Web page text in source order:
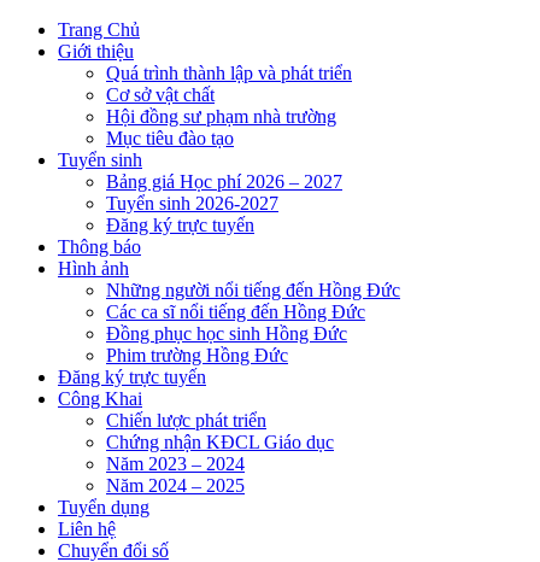
Trang Chủ
Giới thiệu
Quá trình thành lập và phát triển
Cơ sở vật chất
Hội đồng sư phạm nhà trường
Mục tiêu đào tạo
Tuyển sinh
Bảng giá Học phí 2026 – 2027
Tuyển sinh 2026-2027
Đăng ký trực tuyến
Thông báo
Hình ảnh
Những người nổi tiếng đến Hồng Đức
Các ca sĩ nổi tiếng đến Hồng Đức
Đồng phục học sinh Hồng Đức
Phim trường Hồng Đức
Đăng ký trực tuyến
Công Khai
Chiến lược phát triển
Chứng nhận KĐCL Giáo dục
Năm 2023 – 2024
Năm 2024 – 2025
Tuyển dụng
Liên hệ
Chuyển đổi số